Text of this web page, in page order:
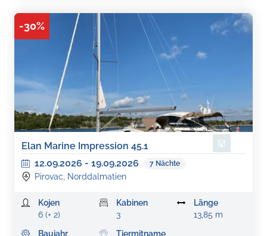
-30%
Elan Marine Impression 45.1
12.09.2026 - 19.09.2026 7 Nächte
Pirovac, Norddalmatien
Kojen
6 (+ 2)
Kabinen
3
Länge
13,85 m
Baujahr
Tiermitname